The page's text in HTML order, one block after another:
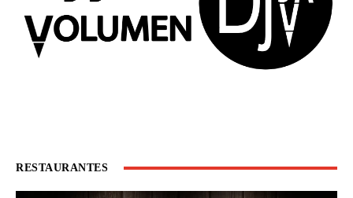
RESTAURANTES